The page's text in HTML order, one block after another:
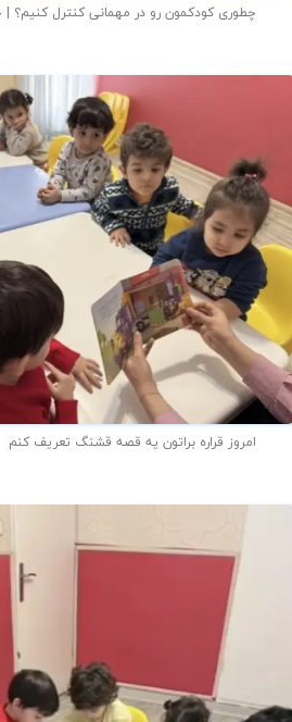
چطوری کودکمون رو در مهمانی کنترل کنیم؟ |
امروز قراره براتون یه قصه قشنگ تعریف کنم